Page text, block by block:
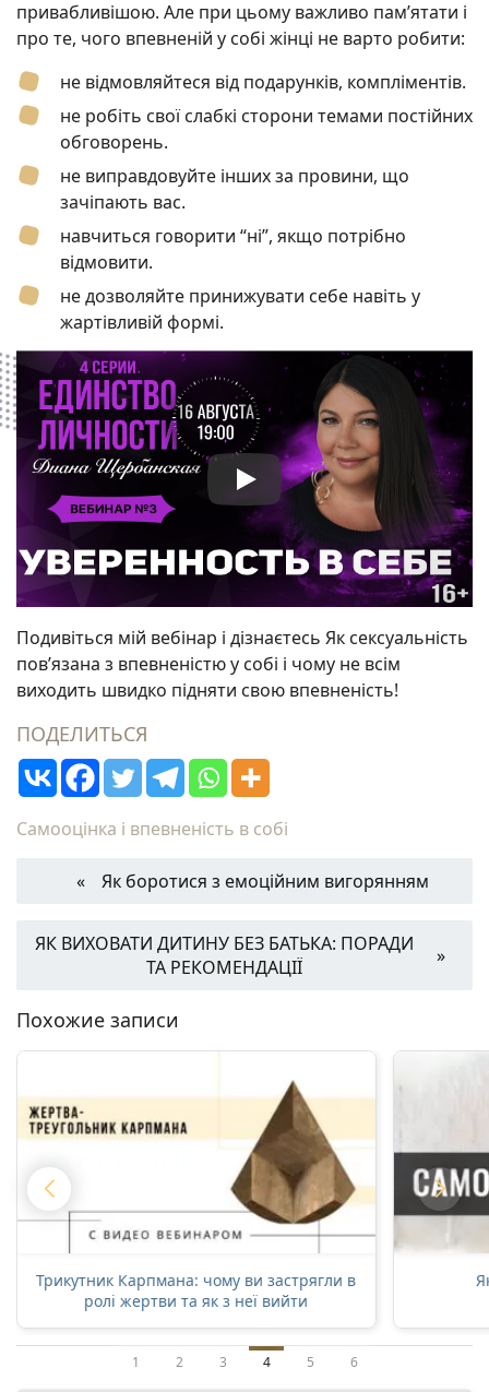
привабливішою. Але при цьому важливо пам’ятати і
про те, чого впевненій у собі жінці не варто робити:
не відмовляйтеся від подарунків, компліментів.
не робіть свої слабкі сторони темами постійних
обговорень.
не виправдовуйте інших за провини, що
зачіпають вас.
навчиться говорити “ні”, якщо потрібно
відмовити.
не дозволяйте принижувати себе навіть у
жартівливій формі.
Подивіться мій вебінар і дізнаєтесь Як сексуальність
пов’язана з впевненістю у собі і чому не всім
виходить швидко підняти свою впевненість!
ПОДЕЛИТЬСЯ
Самооцінка і впевненість в собі
Як боротися з емоційним вигорянням
ЯК ВИХОВАТИ ДИТИНУ БЕЗ БАТЬКА: ПОРАДИ
ТА РЕКОМЕНДАЦІЇ
Похожие записи
Трикутник Карпмана: чому ви застрягли в
ролі жертви та як з неї вийти
1 2 3 4 5 6